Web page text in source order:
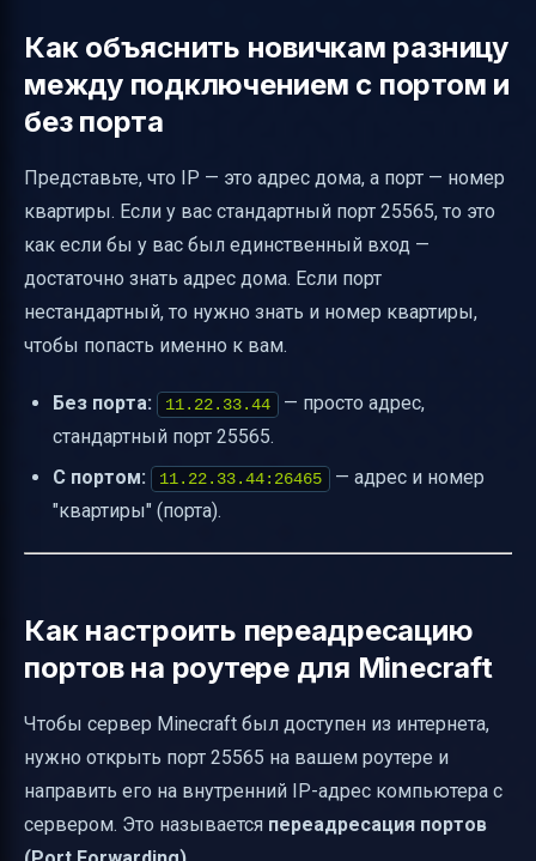
Как объяснить новичкам разницу
между подключением с портом и
без порта
Представьте, что IP — это адрес дома, а порт — номер
квартиры. Если у вас стандартный порт 25565, то это
как если бы у вас был единственный вход —
достаточно знать адрес дома. Если порт
нестандартный, то нужно знать и номер квартиры,
чтобы попасть именно к вам.
Без порта: 11.22.33.44
— просто адрес,
стандартный порт 25565.
С портом:
11.22.33.44:26465
— адрес и номер
"квартиры" (порта).
Как настроить переадресацию
портов на роутере для Minecraft
Чтобы сервер Minecraft был доступен из интернета,
нужно открыть порт 25565 на вашем роутере и
направить его на внутренний IP-адрес компьютера с
сервером. Это называется переадресация портов